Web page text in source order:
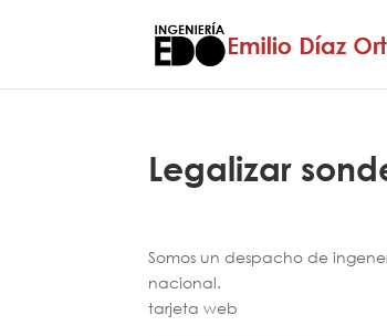
Legalizar
Somos un despacho de
nacional.
tarjeta web